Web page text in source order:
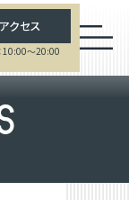
アクセス
10:00～20:00